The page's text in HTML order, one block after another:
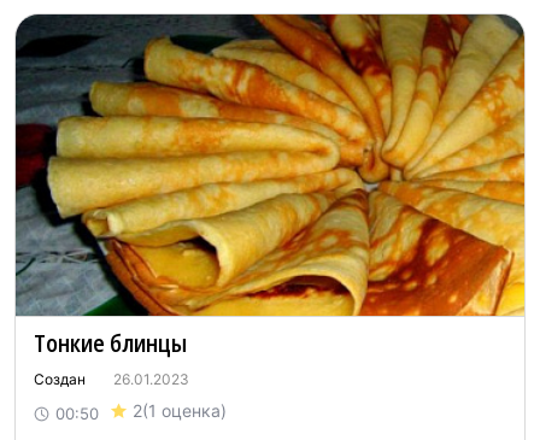
Тонкие блинцы
Создан 26.01.2023
00:50 2(1 оценка)